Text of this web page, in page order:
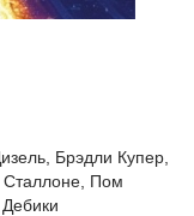
Брэдли Купер,
Сталлоне, Пом